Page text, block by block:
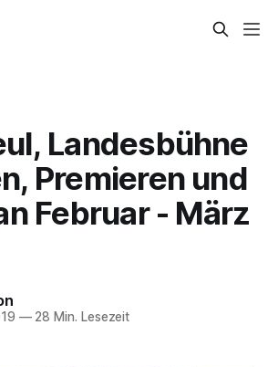
Landesbühne
Premieren und
Februar - März
—28 Min. Lesezeit